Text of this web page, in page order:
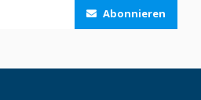
Abonnieren